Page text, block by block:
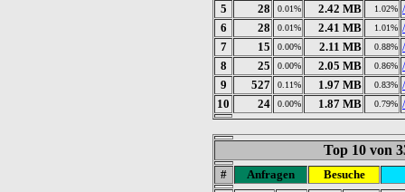
5
28 0.01% 2.42 MB 1.02%
6
28 0.01% 2.41 MB 1.01%
7
15 0.00% 2.11 MB 0.88%
8
25 0.00% 2.05 MB 0.86%
9
527 0.11% 1.97 MB 0.83%
10
24 0.00% 1.87 MB 0.79%
Top 10 von
# Anfragen
Besuche